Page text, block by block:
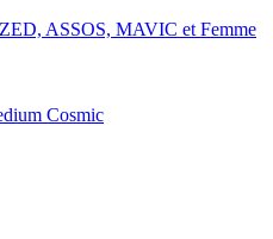
ASSOS, MAVIC et Femme
Cosmic